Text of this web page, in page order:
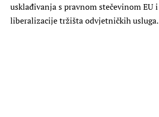
usklađivanja s pravnom stečevinom EU i
liberalizacije tržišta odvjetničkih usluga.